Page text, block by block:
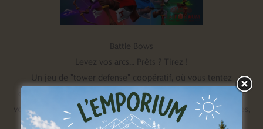
Battle Bows
Levez vos arcs... Prêts ? Tirez !
Un jeu de "tower defense" coopératif, où vous tentez
d'empêchez des ballons vivants d'envahir votre château pour
voler votre "gonflium". Equipés d'un arc et de flèches magiques,
il vous faudra résister aux assauts de ces monstres flottants !